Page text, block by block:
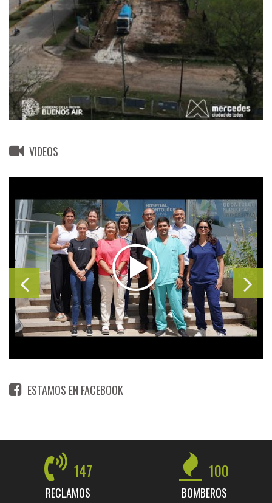
VIDEOS
ESTAMOS EN FACEBOOK
147
RECLAMOS
100
BOMBEROS